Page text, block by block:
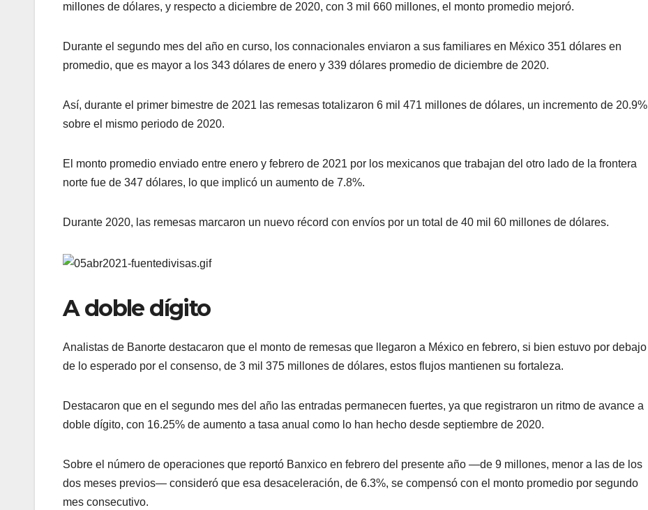
millones de dólares, y respecto a diciembre de 2020, con 3 mil 660 millones, el monto promedio mejoró.
Durante el segundo mes del año en curso, los connacionales enviaron a sus familiares en México 351 dólares en
promedio, que es mayor a los 343 dólares de enero y 339 dólares promedio de diciembre de 2020.
Así, durante el primer bimestre de 2021 las remesas totalizaron 6 mil 471 millones de dólares, un incremento de 20.9%
sobre el mismo periodo de 2020.
El monto promedio enviado entre enero y febrero de 2021 por los mexicanos que trabajan del otro lado de la frontera
norte fue de 347 dólares, lo que implicó un aumento de 7.8%.
Durante 2020, las remesas marcaron un nuevo récord con envíos por un total de 40 mil 60 millones de dólares.
A doble dígito
Analistas de Banorte destacaron que el monto de remesas que llegaron a México en febrero, si bien estuvo por debajo
de lo esperado por el consenso, de 3 mil 375 millones de dólares, estos flujos mantienen su fortaleza.
Destacaron que en el segundo mes del año las entradas permanecen fuertes, ya que registraron un ritmo de avance a
doble dígito, con 16.25% de aumento a tasa anual como lo han hecho desde septiembre de 2020.
Sobre el número de operaciones que reportó Banxico en febrero del presente año —de 9 millones, menor a las de los
dos meses previos— consideró que esa desaceleración, de 6.3%, se compensó con el monto promedio por segundo
mes consecutivo.